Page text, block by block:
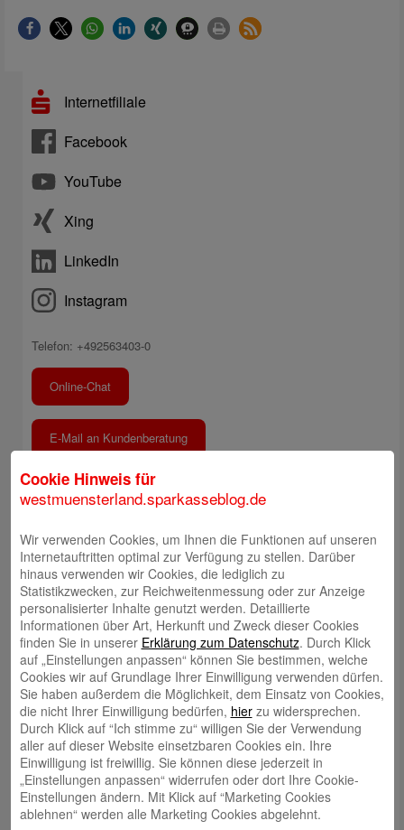
Internetfiliale
Facebook
YouTube
Xing
LinkedIn
Instagram
Telefon: +492563403-0
Online-Chat
E-Mail an Kundenberatung
Rückruf durch Kundenberatung
Filiale finden
Meinung mitteilen
E-Mail an Blog-Redaktion
Bericht an die Gesellschaft
Autoren
Tatjana Thüner
Cookie Hinweis für
westmuensterland.sparkasseblog.de
Wir verwenden Cookies, um Ihnen die Funktionen auf unseren
Internetauftritten optimal zur Verfügung zu stellen. Darüber
hinaus verwenden wir Cookies, die lediglich zu
Statistikzwecken, zur Reichweitenmessung oder zur Anzeige
personalisierter Inhalte genutzt werden. Detaillierte
Informationen über Art, Herkunft und Zweck dieser Cookies
finden Sie in unserer Erklärung zum Datenschutz. Durch Klick
auf „Einstellungen anpassen“ können Sie bestimmen, welche
Cookies wir auf Grundlage Ihrer Einwilligung verwenden dürfen.
Sie haben außerdem die Möglichkeit, dem Einsatz von Cookies,
die nicht Ihrer Einwilligung bedürfen, hierzu widersprechen.
Durch Klick auf “Ich stimme zu“ willigen Sie der Verwendung
aller auf dieser Website einsetzbaren Cookies ein. Ihre
Einwilligung ist freiwillig. Sie können diese jederzeit in
„Einstellungen anpassen“ widerrufen oder dort Ihre Cookie-
Einstellungen ändern. Mit Klick auf “Marketing Cookies
ablehnen“ werden alle Marketing Cookies abgelehnt.